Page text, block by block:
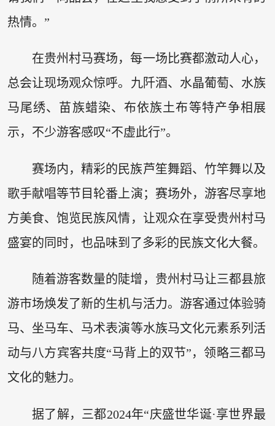
热情。”
在贵州村马赛场，每一场比赛都激动人心，
总会让现场观众惊呼。九阡酒、水晶葡萄、水族
马尾绣、苗族蜡染、布依族土布等特产争相展
示，不少游客感叹“不虚此行”。
赛场内，精彩的民族芦笙舞蹈、竹竿舞以及
歌手献唱等节目轮番上演；赛场外，游客尽享地
方美食、饱览民族风情，让观众在享受贵州村马
盛宴的同时，也品味到了多彩的民族文化大餐。
随着游客数量的陡增，贵州村马让三都县旅
游市场焕发了新的生机与活力。游客通过体验骑
马、坐马车、马术表演等水族马文化元素系列活
动与八方宾客共度“马背上的双节”，领略三都马
文化的魅力。
据了解，三都2024年“庆盛世华诞·享世界最